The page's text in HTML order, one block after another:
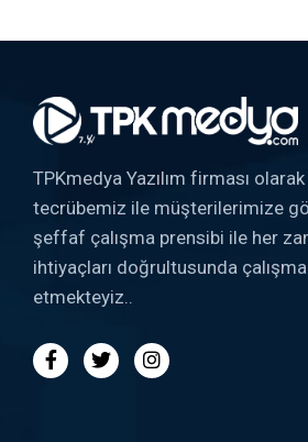
TPKmedya Yazılım firması olarak
tecrübemiz ile müşterilerimize
şeffaf çalışma prensibi ile her
ihtiyaçları doğrultusunda
etmekteyiz..